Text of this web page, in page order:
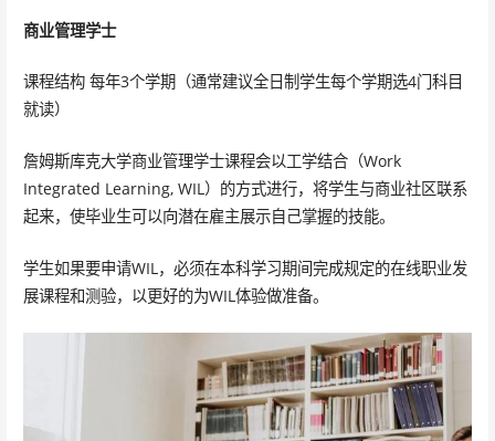
商业管理学士
课程结构 每年3个学期（通常建议全日制学生每个学期选4门科目
就读）
詹姆斯库克大学商业管理学士课程会以工学结合（Work
Integrated Learning, WIL）的方式进行，将学生与商业社区联系
起来，使毕业生可以向潜在雇主展示自己掌握的技能。
学生如果要申请WIL，必须在本科学习期间完成规定的在线职业发
展课程和测验，以更好的为WIL体验做准备。